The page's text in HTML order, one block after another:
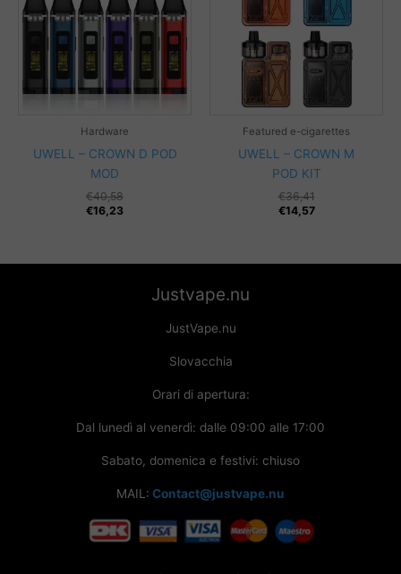
Hardware
UWELL – CROWN D POD
MOD
€40,58
€16,23
Featured e-cigarettes
UWELL – CROWN M
POD KIT
€36,41
€14,57
Justvape.nu
JustVape.nu
Slovacchia
Orari di apertura:
Dal lunedì al venerdì: dalle 09:00 alle 17:00
Sabato, domenica e festivi: chiuso
MAIL: Contact@justvape.nu